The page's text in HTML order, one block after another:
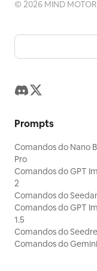
margem de
de corte
de
conceitual
iluminação
combinação
fotografia
fibras de
espessura
de contato
vidro da
críveis. A
ou seda fluida. Estilo visual:
e vermelho
pinheiros no
poeira,
pôster de
nítida,
principal
dourado e o
branco/dourado
Mantenha o
250g）, 2)
3) ピーマン
しょうゆ —
Inclua três
parte
verdes,
meio e dentes de
Cabeçalho
texto
め火を通して
味がしみ込
©2026 MIND
Prompts
Comandos do Nano
Pro
Comandos do GPT
2
Comandos do
Comandos do GPT
1.5
Comandos do
Comandos do